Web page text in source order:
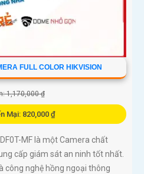
FULL COLOR HIKVISION
1,170,000 ₫
Mại: 820,000 ₫
MF là một Camera chất
cấp giám sát an ninh tốt nhất.
công nghệ hồng ngoại thông